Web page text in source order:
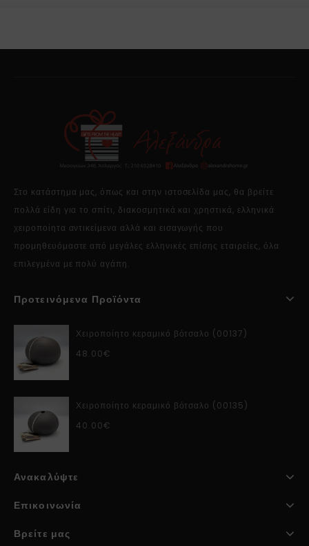
Στο κατάστημα μας, όπως και στην ιστοσελίδα μας, θα βρείτε
πολλά είδη για το σπίτι, διακοσμητικά και χρηστικά, ελληνικά
χειροποίητα αντικείμενα αλλά και εισαγωγής που
προμηθευόμαστε από μεγάλες ελληνικές επίσης εταιρείες, όλα
επιλεγμένα με πολύ αγάπη.
Προτεινόμενα Προϊόντα
Χειροποίητο κεραμικό βότσαλο (00137)
48.00€
Χειροποίητο κεραμικό βότσαλο (00135)
40.00€
Ανακαλύψτε
Επικοινωνία
Βρείτε μας